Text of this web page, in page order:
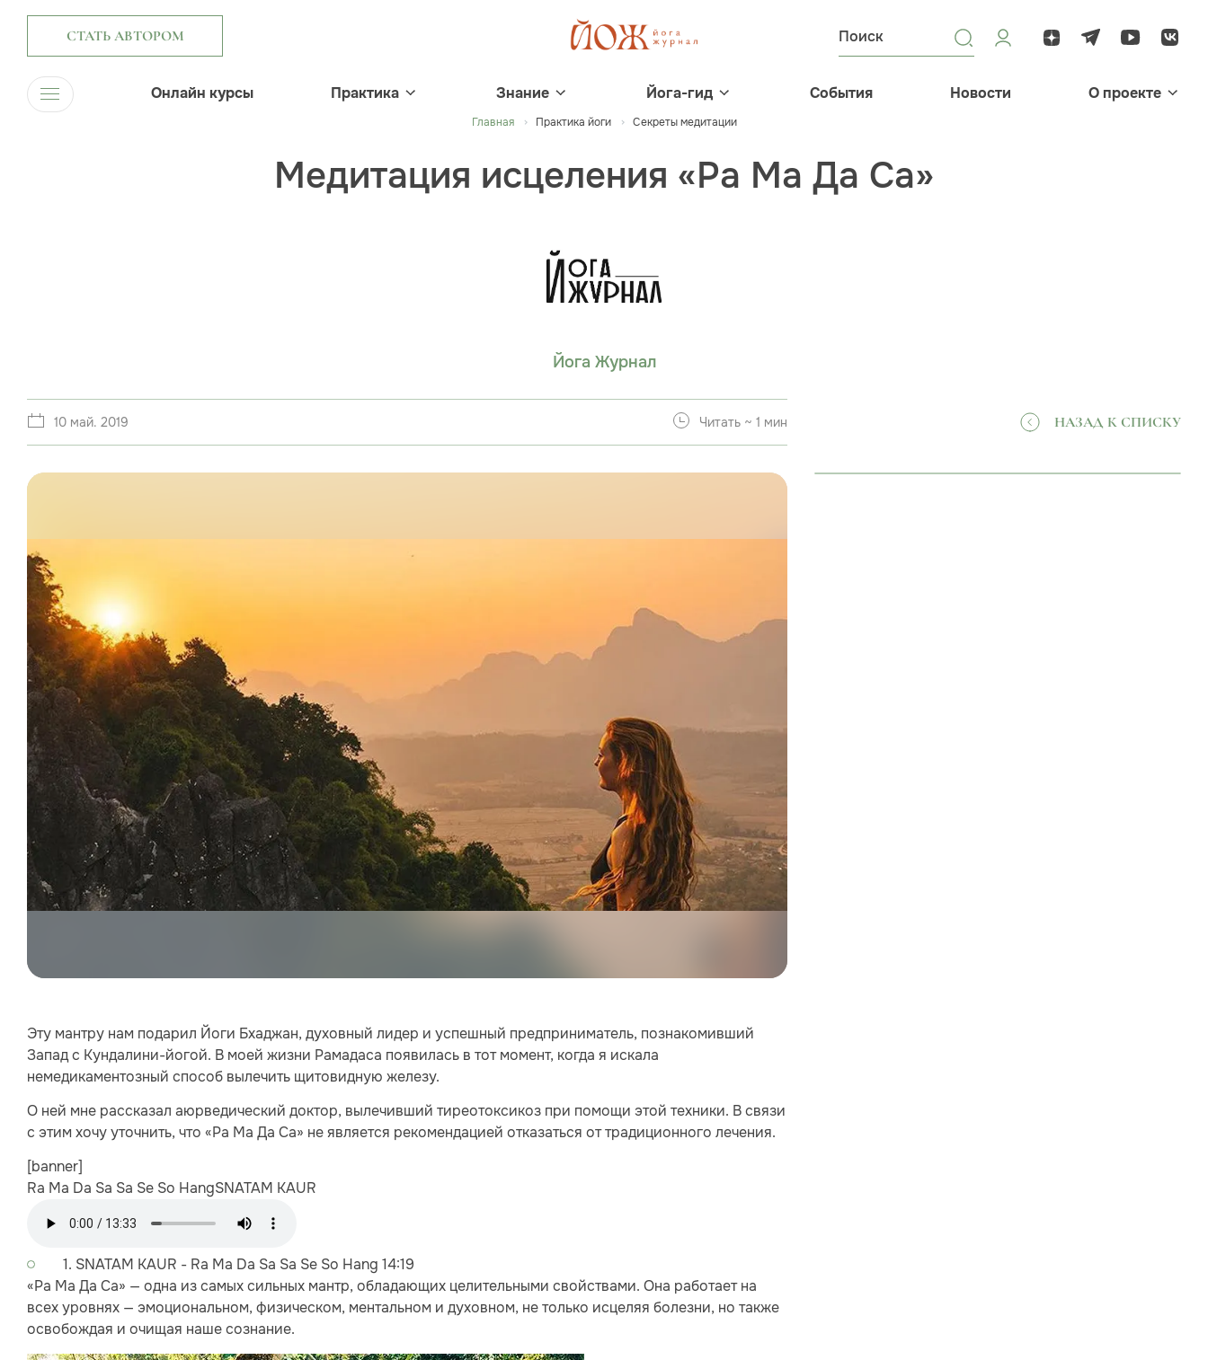
СТАТЬ АВТОРОМ
Онлайн курсы Практика Знание Йога-гид События Новости О проекте
Главная Практика йоги Секреты медитации
Медитация исцеления «Ра Ма Да Са»
Йога Журнал
10 май. 2019 Читать ~ 1 мин НАЗАД К СПИСКУ
Эту мантру нам подарил Йоги Бхаджан, духовный лидер и успешный предприниматель, познакомивший
Запад с Кундалини-йогой. В моей жизни Рамадаса появилась в тот момент, когда я искала
немедикаментозный способ вылечить щитовидную железу.
О ней мне рассказал аюрведический доктор, вылечивший тиреотоксикоз при помощи этой техники. В связи
с этим хочу уточнить, что «Ра Ма Да Са» не является рекомендацией отказаться от традиционного лечения.
[banner]
Ra Ma Da Sa Sa Se So HangSNATAM KAUR
1. SNATAM KAUR - Ra Ma Da Sa Sa Se So Hang 14:19
«Ра Ма Да Са» — одна из самых сильных мантр, обладающих целительными свойствами. Она работает на
всех уровнях — эмоциональном, физическом, ментальном и духовном, не только исцеляя болезни, но также
освобождая и очищая наше сознание.